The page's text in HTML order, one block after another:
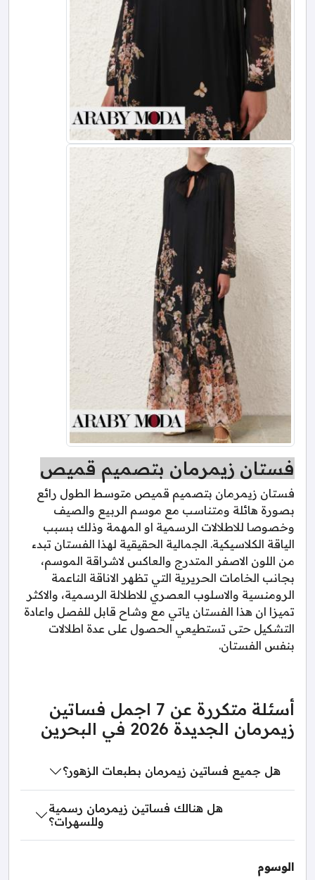
فستان زيمرمان بتصميم قميص
فستان زيمرمان بتصميم قميص متوسط الطول رائع
بصورة هائلة ومتناسب مع موسم الربيع والصيف
وخصوصا للاطلالات الرسمية او المهمة وذلك بسبب
الياقة الكلاسيكية. الجمالية الحقيقية لهذا الفستان تبدء
من اللون الاصفر المتدرج والعاكس لاشراقة الموسم،
بجانب الخامات الحريرية التي تظهر الاناقة الناعمة
الرومنسية والاسلوب العصري للاطلالة الرسمية، والاكثر
تميزا ان هذا الفستان ياتي مع وشاح قابل للفصل واعادة
التشكيل حتى تستطيعي الحصول على عدة اطلالات
بنفس الفستان.
أسئلة متكررة عن 7 اجمل فساتين
زيمرمان الجديدة 2026 في البحرين
هل جميع فساتين زيمرمان بطبعات الزهور؟
هل هنالك فساتين زيمرمان رسمية
وللسهرات؟
الوسوم